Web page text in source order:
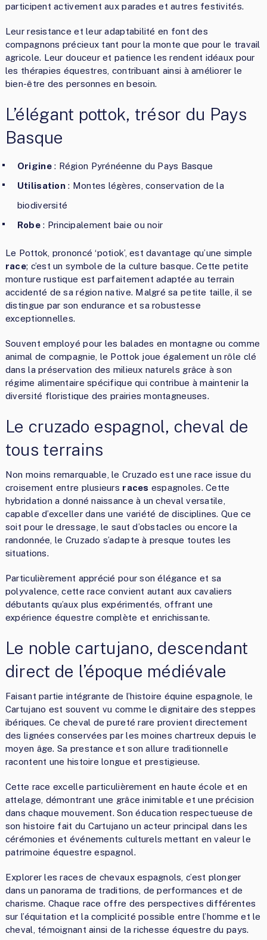
participent activement aux parades et autres festivités.
Leur resistance et leur adaptabilité en font des
compagnons précieux tant pour la monte que pour le travail
agricole. Leur douceur et patience les rendent idéaux pour
les thérapies équestres, contribuant ainsi à améliorer le
bien-être des personnes en besoin.
L’élégant pottok, trésor du Pays
Basque
Origine: Région Pyrénéenne du Pays Basque
Utilisation: Montes légères, conservation de la
biodiversité
Robe : Principalement baie ou noir
Le Pottok, prononcé ‘potiok’, est davantage qu’une simple
race; c’est un symbole de la culture basque. Cette petite
monture rustique est parfaitement adaptée au terrain
accidenté de sa région native. Malgré sa petite taille, il se
distingue par son endurance et sa robustesse
exceptionnelles.
Souvent employé pour les balades en montagne ou comme
animal de compagnie, le Pottok joue également un rôle clé
dans la préservation des milieux naturels grâce à son
régime alimentaire spécifique qui contribue à maintenir la
diversité floristique des prairies montagneuses.
Le cruzado espagnol, cheval de
tous terrains
Non moins remarquable, le Cruzado est une race issue du
croisement entre plusieurs races espagnoles. Cette
hybridation a donné naissance à un cheval versatile,
capable d’exceller dans une variété de disciplines. Que ce
soit pour le dressage, le saut d’obstacles ou encore la
randonnée, le Cruzado s’adapte à presque toutes les
situations.
Particulièrement apprécié pour son élégance et sa
polyvalence, cette race convient autant aux cavaliers
débutants qu’aux plus expérimentés, offrant une
expérience équestre complète et enrichissante.
Le noble cartujano, descendant
direct de l’époque médiévale
Faisant partie intégrante de l’histoire équine espagnole, le
Cartujano est souvent vu comme le dignitaire des steppes
ibériques. Ce cheval de pureté rare provient directement
des lignées conservées par les moines chartreux depuis le
moyen âge. Sa prestance et son allure traditionnelle
racontent une histoire longue et prestigieuse.
Cette race excelle particulièrement en haute école et en
attelage, démontrant une grâce inimitable et une précision
dans chaque mouvement. Son éducation respectueuse de
son histoire fait du Cartujano un acteur principal dans les
cérémonies et événements culturels mettant en valeur le
patrimoine équestre espagnol.
Explorer les races de chevaux espagnols, c’est plonger
dans un panorama de traditions, de performances et de
charisme. Chaque race offre des perspectives différentes
sur l’équitation et la complicité possible entre l’homme et le
cheval, témoignant ainsi de la richesse équestre du pays.